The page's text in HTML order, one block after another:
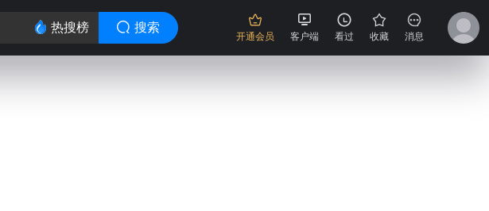
搜索
热搜榜
开通会员 客户端 看过 收藏 消息